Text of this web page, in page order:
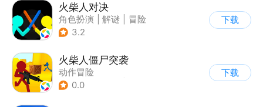
火柴人对决
角色扮演 解谜
冒险
| 挑战破纪录
3.2
下载
火柴人僵尸突袭
动作冒险
| 第三人称射击
0.0
下载